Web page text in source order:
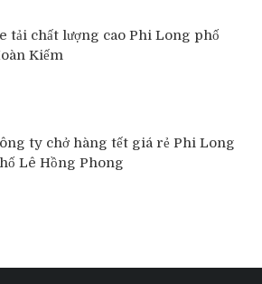
tải chất lượng cao Phi Long phố
Kiếm
ty chở hàng tết giá rẻ Phi Long
Lê Hồng Phong